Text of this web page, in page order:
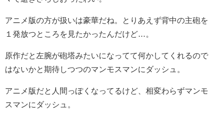
アニメ版の方が扱いは豪華だね。とりあえず背中の主砲を
１発放つところを見たかったんだけど…。
原作だと左腕が砲塔みたいになってて何かしてくれるので
はないかと期待しつつのマンモスマンにダッシュ。
アニメ版だと人間っぽくなってるけど、相変わらずマンモ
スマンにダッシュ。